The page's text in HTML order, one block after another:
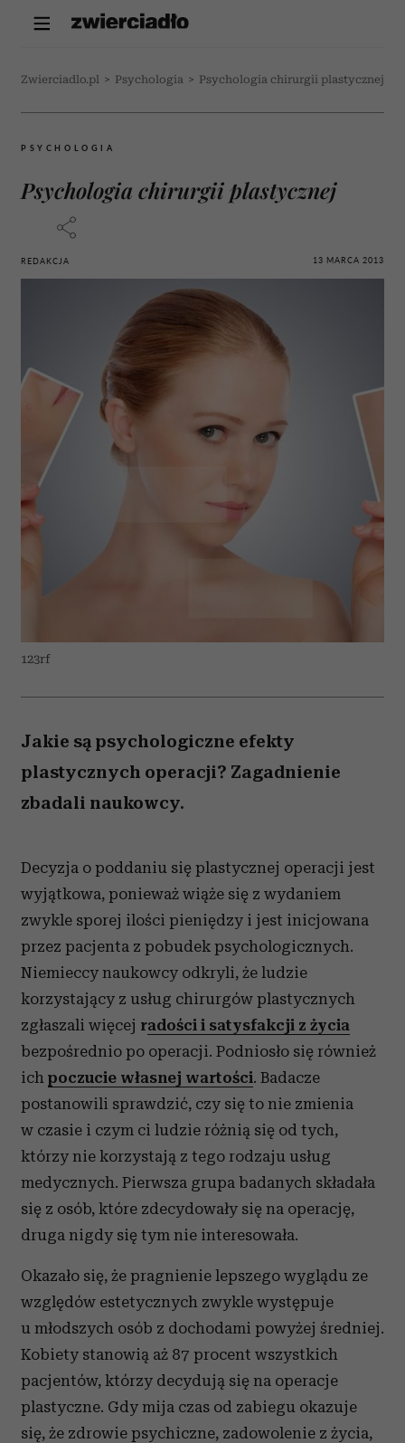
Zwierciadlo.pl > Psychologia > Psychologia chirurgii plastycznej
PSYCHOLOGIA
Psychologia chirurgii plastycznej
REDAKCJA 13 MARCA 2013
123rf
Jakie są psychologiczne efekty
plastycznych operacji? Zagadnienie
zbadali naukowcy.
Decyzja o poddaniu się plastycznej operacji jest
wyjątkowa, ponieważ wiąże się z wydaniem
zwykle sporej ilości pieniędzy i jest inicjowana
przez pacjenta z pobudek psychologicznych.
Niemieccy naukowcy odkryli, że ludzie
korzystający z usług chirurgów plastycznych
zgłaszali więcej radości i satysfakcji z życia
bezpośrednio po operacji. Podniosło się również
ich poczucie własnej wartości. Badacze
postanowili sprawdzić, czy się to nie zmienia
w czasie i czym ci ludzie różnią się od tych,
którzy nie korzystają z tego rodzaju usług
medycznych. Pierwsza grupa badanych składała
się z osób, które zdecydowały się na operację,
druga nigdy się tym nie interesowała.
Okazało się, że pragnienie lepszego wyglądu ze
względów estetycznych zwykle występuje
u młodszych osób z dochodami powyżej średniej.
Kobiety stanowią aż 87 procent wszystkich
pacjentów, którzy decydują się na operacje
plastyczne. Gdy mija czas od zabiegu okazuje
się, że zdrowie psychiczne, zadowolenie z życia,